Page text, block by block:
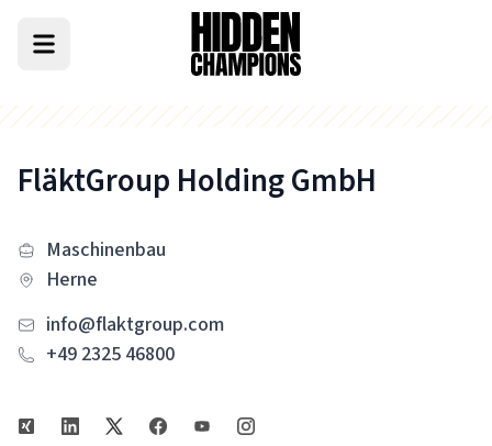
FläktGroup Holding GmbH
Maschinenbau
Herne
info@flaktgroup.com
+49 2325 46800